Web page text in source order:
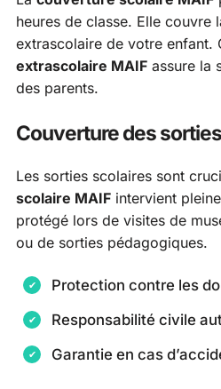
heures de classe. Elle couvre
extrascolaire de votre enfant.
extrascolaire MAIF assure la
des parents.
Couverture des
Les sorties scolaires sont
scolaire MAIF intervient
protégé lors de visites de
ou de sorties pédagogiques.
Protection contre les
Responsabilité civile
Garantie en cas